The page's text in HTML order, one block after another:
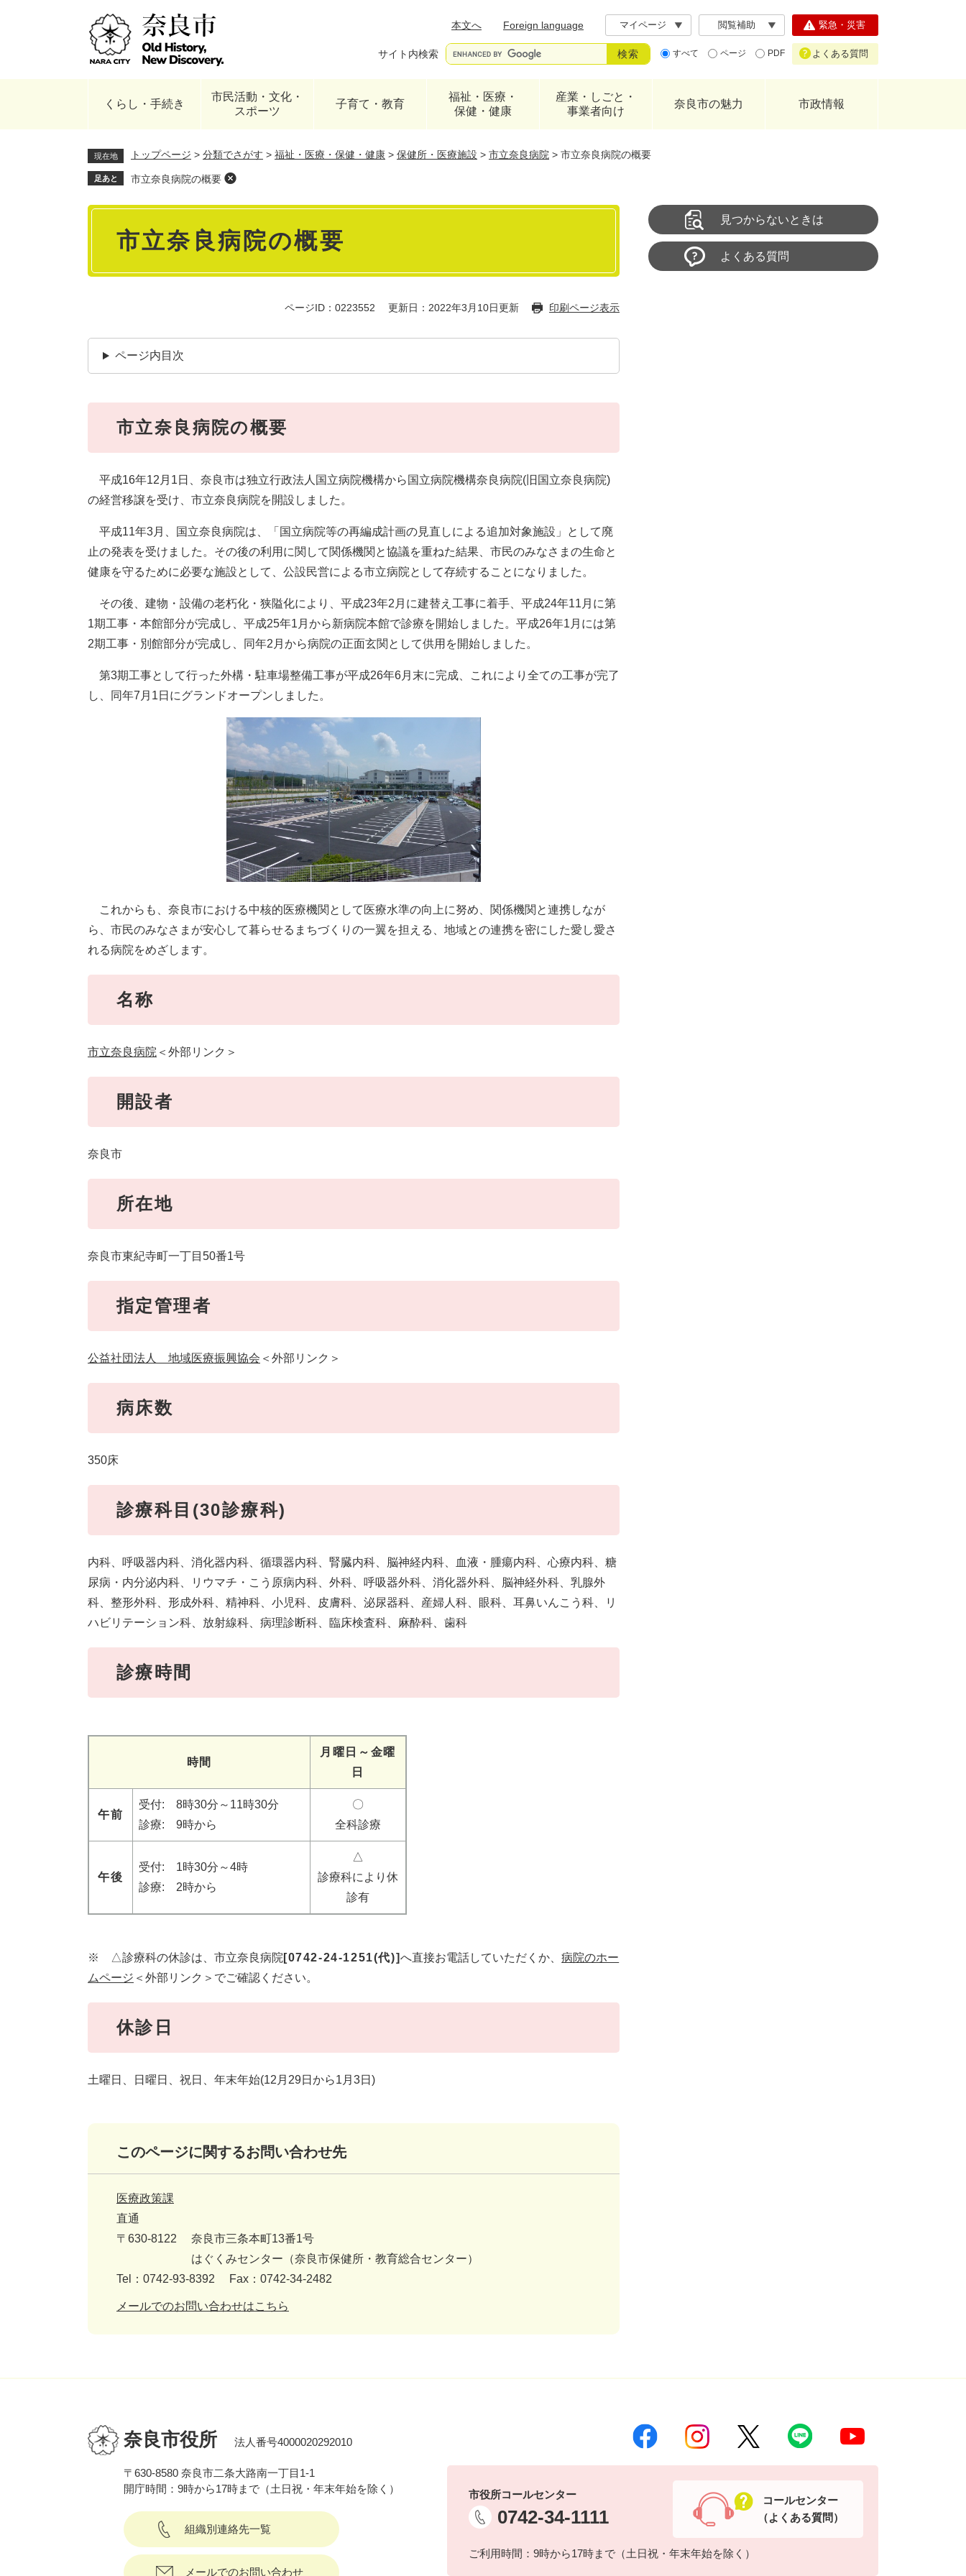
本文へ
Foreign language マイページ 閲覧補助
サイト内検索 すべて ページ PDF
緊急・災害
よくある質問
くらし・手続き
市民活動・文化・
スポーツ
子育て・教育
福祉・医療・
保健・健康
産業・しごと・
事業者向け
奈良市の魅力 市政情報
現在地 トップページ > 分類でさがす > 福祉・医療・保健・健康 > 保健所・医療施設 > 市立奈良病院 > 市立奈良病院の概要
足あと 市立奈良病院の概要
本
市立奈良病院の概要
ページID：0223552 更新日：2022年3月10日更新 印刷ページ表示
ページ内目次
市立奈良病院の概要
平成16年12月1日、奈良市は独立行政法人国立病院機構から国立病院機構奈良病院(旧国立奈良病院)
の経営移譲を受け、市立奈良病院を開設しました。
平成11年3月、国立奈良病院は、「国立病院等の再編成計画の見直しによる追加対象施設」として廃
止の発表を受けました。その後の利用に関して関係機関と協議を重ねた結果、市民のみなさまの生命と
健康を守るために必要な施設として、公設民営による市立病院として存続することになりました。
その後、建物・設備の老朽化・狭隘化により、平成23年2月に建替え工事に着手、平成24年11月に第
1期工事・本館部分が完成し、平成25年1月から新病院本館で診療を開始しました。平成26年1月には第
2期工事・別館部分が完成し、同年2月から病院の正面玄関として供用を開始しました。
第3期工事として行った外構・駐車場整備工事が平成26年6月末に完成、これにより全ての工事が完了
し、同年7月1日にグランドオープンしました。
これからも、奈良市における中核的医療機関として医療水準の向上に努め、関係機関と連携しなが
ら、市民のみなさまが安心して暮らせるまちづくりの一翼を担える、地域との連携を密にした愛し愛さ
れる病院をめざします。
名称
市立奈良病院 ＜外部リンク＞
開設者
奈良市
所在地
奈良市東紀寺町一丁目50番1号
指定管理者
公益社団法人 地域医療振興協会 ＜外部リンク＞
病床数
350床
診療科目(30診療科)
内科、呼吸器内科、消化器内科、循環器内科、腎臓内科、脳神経内科、血液・腫瘍内科、心療内科、糖
尿病・内分泌内科、リウマチ・こう原病内科、外科、呼吸器外科、消化器外科、脳神経外科、乳腺外
科、整形外科、形成外科、精神科、小児科、皮膚科、泌尿器科、産婦人科、眼科、耳鼻いんこう科、リ
ハビリテーション科、放射線科、病理診断科、臨床検査科、麻酔科、歯科
診療時間
時間
月曜日～金曜
日
午前
受付: 8時30分～11時30分
診療: 9時から
〇
全科診療
午後
受付: 1時30分～4時
診療: 2時から
△
診療科により休
診有
※ △診療科の休診は、市立奈良病院 [0742-24-1251(代)]へ直接お電話していただくか、病院のホー
ムページ ＜外部リンク＞ でご確認ください。
休診日
土曜日、日曜日、祝日、年末年始(12月29日から1月3日)
このページに関するお問い合わせ先
医療政策課
直通
〒630-8122
奈良市三条本町13番1号
はぐくみセンター（奈良市保健所・教育総合センター）
Tel：0742-93-8392
Fax：0742-34-2482
メールでのお問い合わせはこちら
見つからないときは
よくある質問
奈良市役所 法人番号4000020292010
〒630-8580 奈良市二条大路南一丁目1-1
開庁時間：9時から17時まで（土日祝・年末年始を除く）
組織別連絡先一覧
メールでのお問い合わせ
市役所コールセンター
0742-34-1111
ご利用時間：9時から17時まで（土日祝・年末年始を除く）
コールセンター
（よくある質問）